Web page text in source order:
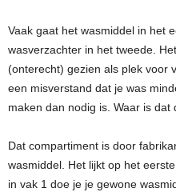
Vaak gaat het wasmiddel in het
wasverzachter in het tweede.
(onterecht) gezien als plek voor
een misverstand dat je was
maken dan nodig is. Waar is
Dat compartiment is door
wasmiddel. Het lijkt op het
in vak 1 doe je je gewone